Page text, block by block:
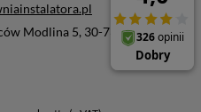
Modlina 5, 30-733